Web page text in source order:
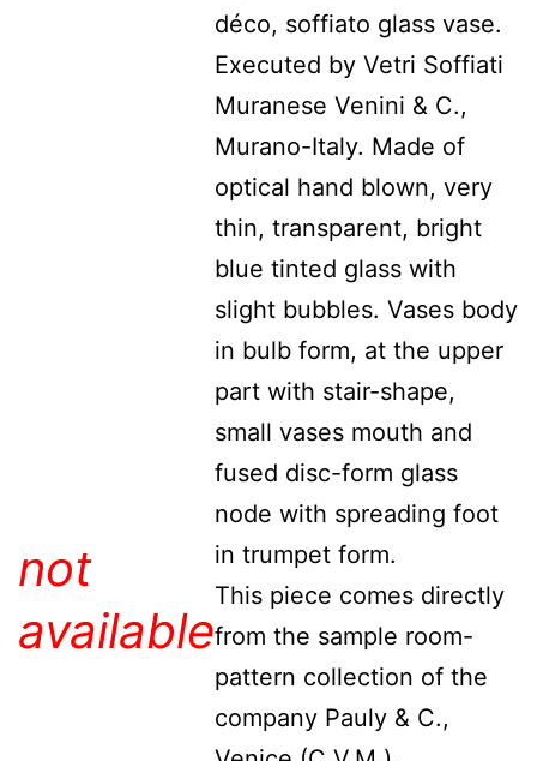
not
available
déco, soffiato glass vase.
Executed by Vetri Soffiati
Muranese Venini & C.,
Murano-Italy. Made of
optical hand blown, very
thin, transparent, bright
blue tinted glass with
slight bubbles. Vases body
in bulb form, at the upper
part with stair-shape,
small vases mouth and
fused disc-form glass
node with spreading foot
in trumpet form.
This piece comes directly
from the sample room-
pattern collection of the
company Pauly & C.,